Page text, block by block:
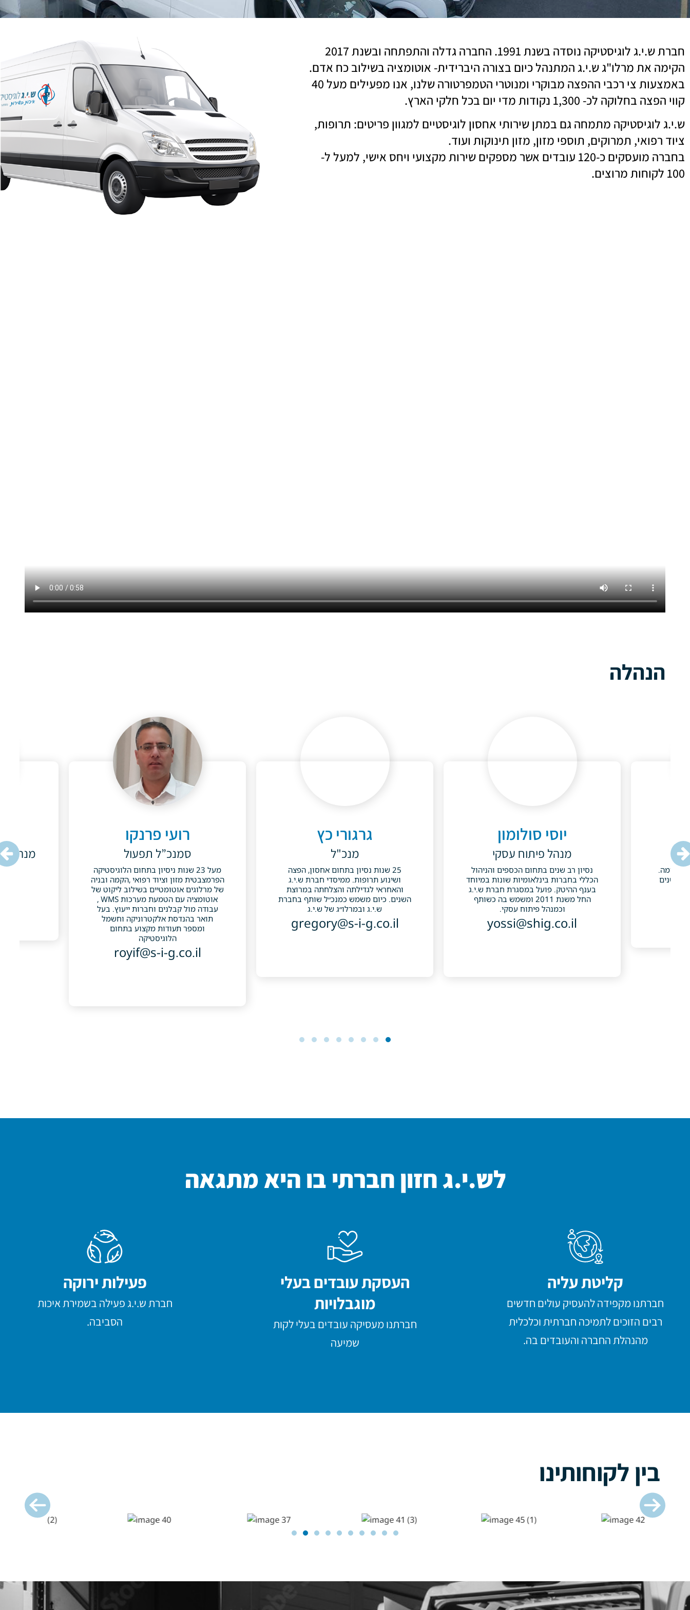
חברת ש.י.ג לוגיסטיקה נוסדה בשנת 1991. החברה גדלה והתפתחה ובשנת 2017
הקימה את מרלו"ג ש.י.ג המתנהל כיום בצורה היברידית- אוטומציה בשילוב כח אדם.
באמצעות צי רכבי ההפצה מבוקרי ומנוטרי הטמפרטורה שלנו, אנו מפעילים מעל 40
קווי הפצה בחלוקה לכ- 1,300 נקודות מדי יום בכל חלקי הארץ.
ש.י.ג לוגיסטיקה מתמחה גם במתן שירותי אחסון לוגיסטיים למגוון פריטים: תרופות,
ציוד רפואי, תמרוקים, תוספי מזון, מזון תינוקות ועוד.
בחברה מועסקים כ-120 עובדים אשר מספקים שירות מקצועי ויחס אישי, למעל ל-
100 לקוחות מרוצים.
הנהלה
בענף הפארמה.
יוסי סולומון
מנהל פיתוח עסקי
נסיון רב שנים בתחום הכספים והניהול
הכללי בחברות בינלאומיות שונות במיוחד
בענף ההיטק. פועל במסגרת חברת ש.י.ג
החל משנת 2011 ומשמש בה כשותף
וכמנהל פיתוח עסקי.
yossi@shig.co.il
גרגורי כץ
מנכ"ל
25 שנות נסיון בתחום אחסון, הפצה
ושינוע תרופות. ממיסדי חברת ש.י.ג
והאחראי לגדילתה והצלחתה במרוצת
השנים. כיום משמש כמנכ״ל שותף בחברת
ש.י.ג ובמרלו״ג של ש.י.ג
gregory@s-i-g.co.il
רועי פרנקו
סמנכ”ל תפעול
מעל 23 שנות ניסיון בתחום הלוגיסטיקה
הפרמצבטית מזון וציוד רפואי ,הקמה ובניה
של מרלוגים אוטומטיים בשילוב ליקוט של
אוטומציה עם הטמעת מערכות WMS ,
עבודה מול קבלנים וחברות ייעוץ. בעל
תואר בהנדסת אלקטרוניקה וחשמל
ומספר תעודות מקצוע בתחום
הלוגיסטיקה
royif@s-i-g.co.il
מנהלת
1
2
3
4
5
6
לש.י.ג חזון חברתי בו היא מתגאה
קליטת עליה
חברתנו מקפידה להעסיק עולים חדשים
רבים הזוכים לתמיכה חברתית וכלכלית
מהנהלת החברה והעובדים בה.
העסקת עובדים בעלי
מוגבלויות
חברתנו מעסיקה עובדים בעלי לקות
שמיעה
פעילות ירוקה
חברת ש.י.ג פעילה בשמירת איכות
הסביבה.
בין לקוחותינו